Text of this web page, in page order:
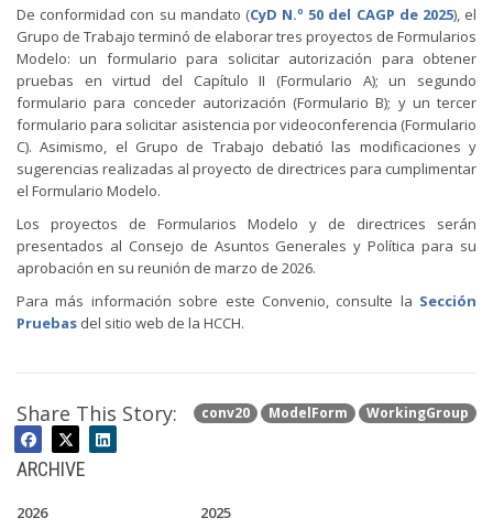
De conformidad con su mandato (CyD N.º 50 del CAGP de 2025), el
Grupo de Trabajo terminó de elaborar tres proyectos de Formularios
Modelo: un formulario para solicitar autorización para obtener
pruebas en virtud del Capítulo II (Formulario A); un segundo
formulario para conceder autorización (Formulario B); y un tercer
formulario para solicitar asistencia por videoconferencia (Formulario
C). Asimismo, el Grupo de Trabajo debatió las modificaciones y
sugerencias realizadas al proyecto de directrices para cumplimentar
el Formulario Modelo.
Los proyectos de Formularios Modelo y de directrices serán
presentados al Consejo de Asuntos Generales y Política para su
aprobación en su reunión de marzo de 2026.
Para más información sobre este Convenio, consulte la Sección
Pruebas del sitio web de la HCCH.
conv20 ModelForm WorkingGroup
Share This Story:
ARCHIVE
2026 2025